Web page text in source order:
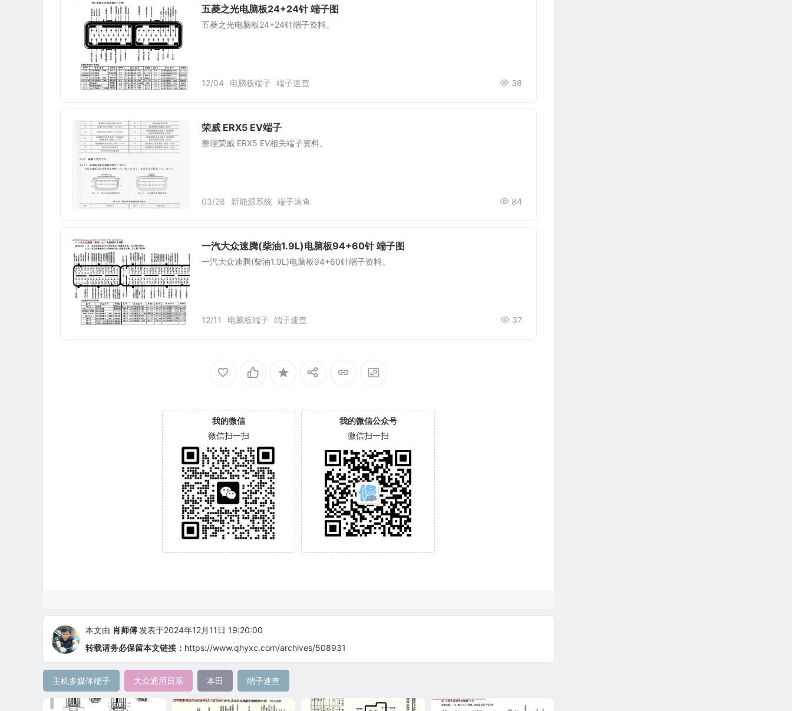
五菱之光电脑板24+24针 端子图
五菱之光电脑板24+24针端子资料。
12/04 38
电脑板端子 端子速查
荣威 ERX5 EV端子
整理荣威 ERX5 EV相关端子资料。
03/28 84
新能源系统 端子速查
一汽大众速腾(柴油1.9L)电脑板94+60针 端子图
一汽大众速腾(柴油1.9L)电脑板94+60针端子资料。
12/11 37
电脑板端子 端子速查
我的微信
微信扫一扫
我的微信公众号
微信扫一扫
本文由 肖师傅 发表于2024年12月11日 19:20:00
转载请务必保留本文链接： https://www.qhyxc.com/archives/508931
主机多媒体端子 大众通用日系 本田 端子速查